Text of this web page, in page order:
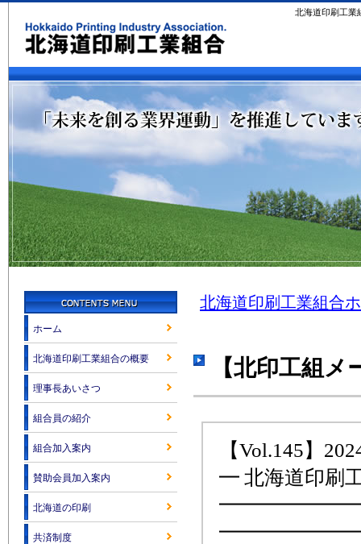
北海道印刷工業
北海道印刷工業組合
【北印工組
【Vol.145】
━ 北海道印刷
━━━━━━━━━
ホーム
北海道印刷工業組合の概要
理事長あいさつ
組合員の紹介
組合加入案内
賛助会員加入案内
北海道の印刷
共済制度